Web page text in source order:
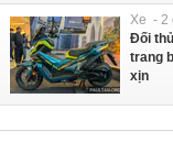
Xe - 2
Đối
trang
xịn